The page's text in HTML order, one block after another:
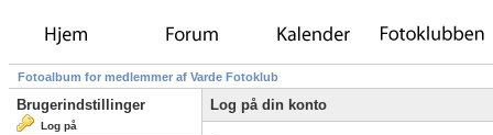
Fotoalbum for medlemmer af Varde Fotoklub
Brugerindstillinger
Log på
Log på din konto